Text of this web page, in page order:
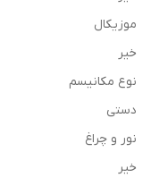
موزیکال
خیر
نوع مکانیسم
دستی
نور و چراغ
خیر